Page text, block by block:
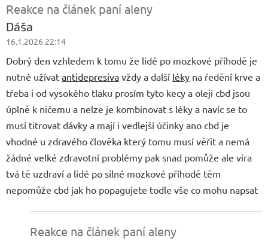
p
i
s
d
i
s
k
u
z
í
Reakce na článek paní aleny
Dáša
16.1.2026 22:14
Dobrý den vzhledem k tomu že lidé po mozkové příhodě je
nutné užívat antidepresiva vždy a další léky na ředění krve a
třeba i od vysokého tlaku prosím tyto kecy a oleji cbd jsou
úplně k ničemu a nelze je kombinovat s léky a navíc se to
musí titrovat dávky a mají i vedlejší účinky ano cbd je
vhodné u zdravého člověka který tomu musí věřit a nemá
žádné velké zdravotní problémy pak snad pomůže ale víra
tvá tě uzdraví a lidé po silné mozkové příhodě těm
nepomůže cbd jak ho popagujete todle vše co mohu napsat
Reakce na článek paní aleny